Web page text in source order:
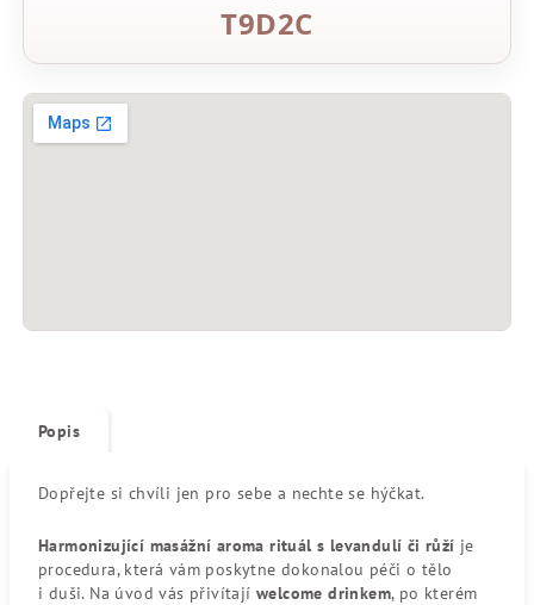
T9D2C
Popis
Dopřejte si chvíli jen pro sebe a nechte se hýčkat.
Harmonizující masážní aroma rituál s levandulí či růží je
procedura, která vám poskytne dokonalou péči o tělo
i duši. Na úvod vás přivítají welcome drinkem, po kterém